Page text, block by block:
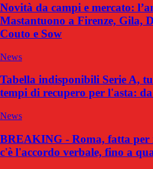
Novità da campi e mercato:
Mastantuono a Firenze, Gila,
Couto e Sow
News
Tabella indisponibili Serie A,
tempi di recupero per l'asta:
News
BREAKING - Roma, fatta
c'è l'accordo verbale, fino a